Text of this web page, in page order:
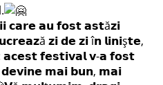
𝗰𝗮𝗿𝗲 𝗮𝘂 𝗳𝗼𝘀𝘁 𝗮𝘀𝘁ă𝘇𝗶
𝘇𝗶 𝗱𝗲 𝘇𝗶 î𝗻 𝗹𝗶𝗻𝗶ș𝘁𝗲,
𝗳𝗲𝘀𝘁𝗶𝘃𝗮𝗹 𝘃-𝗮 𝗳𝗼𝘀𝘁
𝗱𝗲𝘃𝗶𝗻𝗲 𝗺𝗮𝗶 𝗯𝘂𝗻, 𝗺𝗮𝗶